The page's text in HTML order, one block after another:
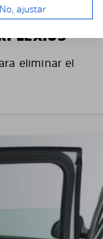
eliminar el
No, ajustar